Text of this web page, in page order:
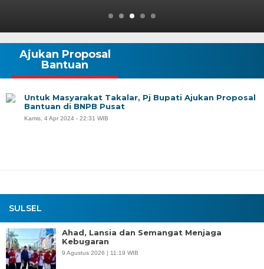
SULSEL
Ahad, Lansia dan Semangat Menjaga
Kebugaran
9 Agustus 2026 | 11:19 WIB
Ajukan Proposal
Bantuan
Untuk Masyarakat Takalar, Pj Bupati Ajukan Proposal
Bantuan di BNPB Pusat
Kamis, 4 Apr 2024 - 22:31 WIB